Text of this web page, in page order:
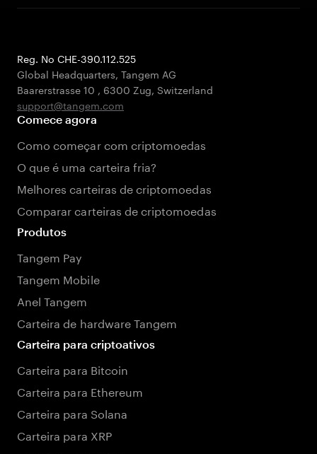
Reg. No CHE-390.112.525
Global Headquarters, Tangem AG
Baarerstrasse 10 , 6300 Zug, Switzerland
support@tangem.com
Comece agora
Como começar com criptomoedas
O que é uma carteira fria?
Melhores carteiras de criptomoedas
Comparar carteiras de criptomoedas
Produtos
Tangem Pay
Tangem Mobile
Anel Tangem
Carteira de hardware Tangem
Carteira para criptoativos
Carteira para Bitcoin
Carteira para Ethereum
Carteira para Solana
Carteira para XRP